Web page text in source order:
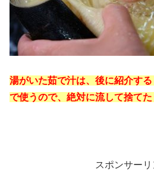
湯がいた茹で汁は、後に紹介する
で使うので、絶対に流して捨てた
スポンサーリ